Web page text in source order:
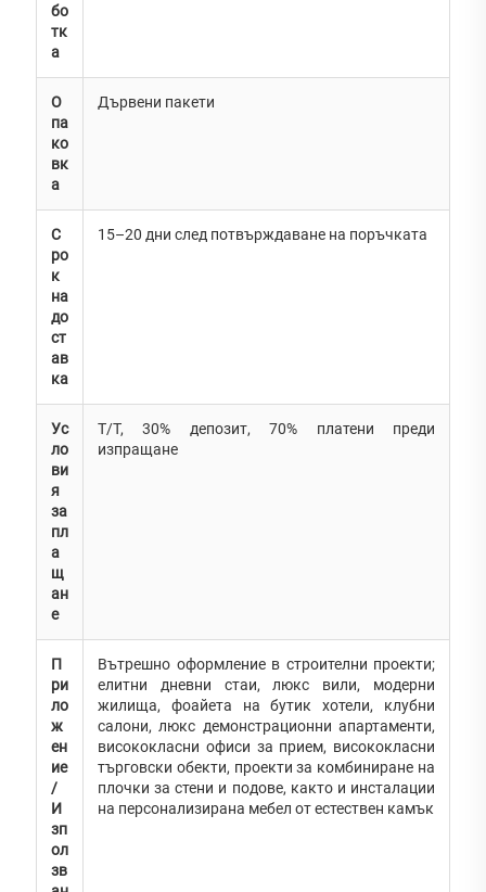
бо
тк
а
О
па
ко
вк
а
Дървени пакети
С
ро
к
на
до
ст
ав
ка
15–20 дни след потвърждаване на поръчката
Ус
ло
ви
я
за
пл
а
щ
ан
е
T/T, 30% депозит, 70% платени преди
изпращане
П
ри
ло
ж
ен
ие
/
И
зп
ол
зв
Вътрешно оформление в строителни проекти;
елитни дневни стаи, люкс вили, модерни
жилища, фоайета на бутик хотели, клубни
салони, люкс демонстрационни апартаменти,
висококласни офиси за прием, висококласни
търговски обекти, проекти за комбиниране на
плочки за стени и подове, както и инсталации
на персонализирана мебел от естествен камък